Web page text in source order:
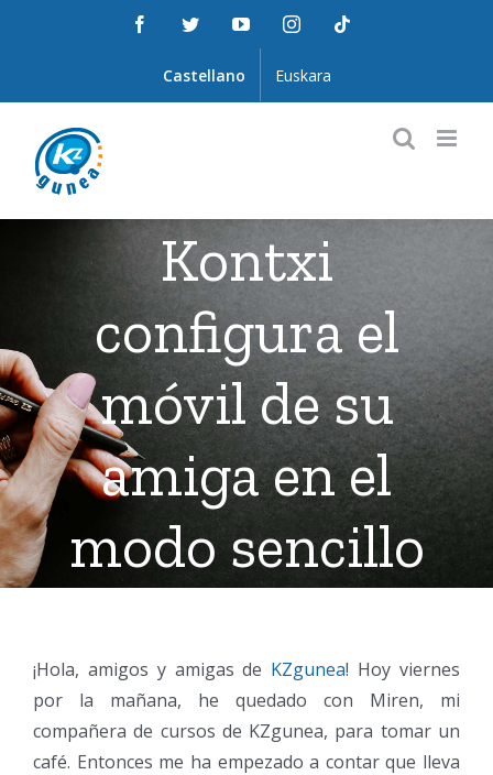
FacebookTwitterYouTubeInstagram
Castellano Euskara
Kontxi
configura el
móvil de su
amiga en el
modo sencillo
¡Hola, amigos y amigas de KZgunea! Hoy viernes
por la mañana, he quedado con Miren, mi
compañera de cursos de KZgunea, para tomar un
café. Entonces me ha empezado a contar que lleva